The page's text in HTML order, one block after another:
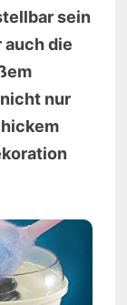
sein
auch die
nur